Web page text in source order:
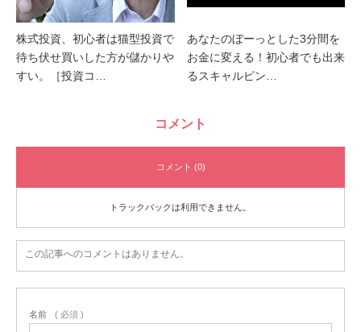
株式投資、初心者は猫型投資で
待ち伏せ買いした方が儲かりや
すい。［投資コ…
あなたのぼーっとした3分間を
お金に変える！初心者でも出来
るスキャルピン…
コメント
コメント (0)
トラックバックは利用できません。
この記事へのコメントはありません。
名前 ( 必須 )